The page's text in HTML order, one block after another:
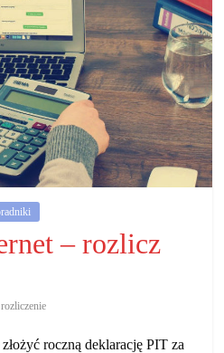
– rozlicz
rozliczenie
roczną deklarację PIT za